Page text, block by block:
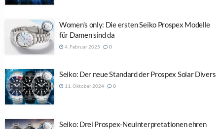
Women’s only: Die ersten Seiko Prospex Modelle
für Damen sind da
4. Februar 2025 0
Seiko: Der neue Standard der Prospex Solar Divers
11. Oktober 2024 0
Seiko: Drei Prospex-Neuinterpretationen ehren